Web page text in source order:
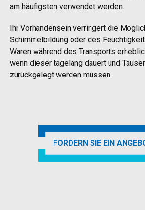
am häufigsten verwendet werden.
Ihr Vorhandensein verringert die
Schimmelbildung oder des
Waren während des Transports
wenn dieser tagelang dauert und
zurückgelegt werden müssen.
FORDERN SIE EIN